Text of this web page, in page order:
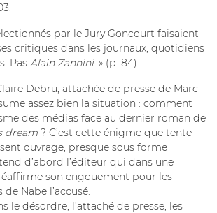
par le Jury Goncourt faisaient
critiques dans les journaux, quotidiens
Pas Alain Zannini. » (p. 84)
Debru, attachée de presse de Marc-
assez bien la situation : comment
des médias face au dernier roman de
dream ? C’est cette énigme que tente
ouvrage, presque sous forme
d’abord l’éditeur qui dans une
son engouement pour les
Nabe l’accusé.
le désordre, l’attaché de presse, les